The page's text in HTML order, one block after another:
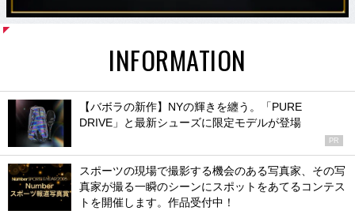
INFORMATION
【バボラの新作】NYの輝きを纏う。「PURE
DRIVE」と最新シューズに限定モデルが登場
PR
スポーツの現場で撮影する機会のある写真家、その写
真家が撮る一瞬のシーンにスポットをあてるコンテス
トを開催します。作品受付中！